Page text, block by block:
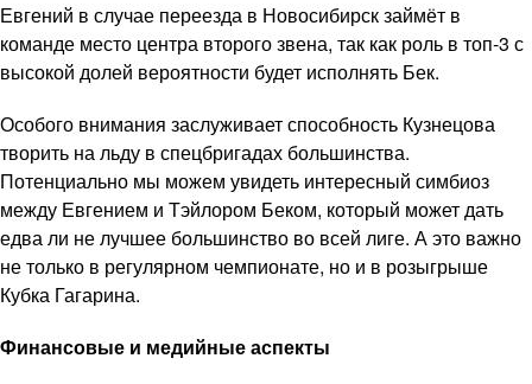
Евгений в случае переезда в Новосибирск займёт в
команде место центра второго звена, так как роль в топ-3 с
высокой долей вероятности будет исполнять Бек.
Особого внимания заслуживает способность Кузнецова
творить на льду в спецбригадах большинства.
Потенциально мы можем увидеть интересный симбиоз
между Евгением и Тэйлором Беком, который может дать
едва ли не лучшее большинство во всей лиге. А это важно
не только в регулярном чемпионате, но и в розыгрыше
Кубка Гагарина.
Финансовые и медийные аспекты